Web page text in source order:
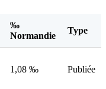
‰
Normandie
Type
1,08 ‰ Publiée